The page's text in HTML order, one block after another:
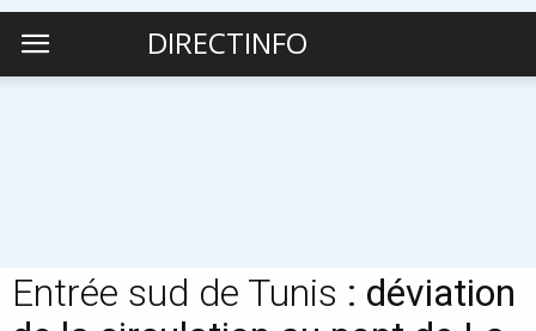
DIRECTINFO
Entrée sud de Tunis : déviation